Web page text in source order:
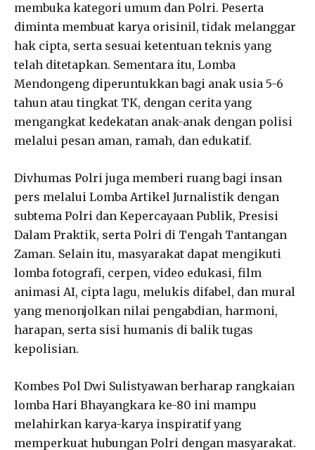
membuka kategori umum dan Polri. Peserta
diminta membuat karya orisinil, tidak melanggar
hak cipta, serta sesuai ketentuan teknis yang
telah ditetapkan. Sementara itu, Lomba
Mendongeng diperuntukkan bagi anak usia 5-6
tahun atau tingkat TK, dengan cerita yang
mengangkat kedekatan anak-anak dengan polisi
melalui pesan aman, ramah, dan edukatif.
Divhumas Polri juga memberi ruang bagi insan
pers melalui Lomba Artikel Jurnalistik dengan
subtema Polri dan Kepercayaan Publik, Presisi
Dalam Praktik, serta Polri di Tengah Tantangan
Zaman. Selain itu, masyarakat dapat mengikuti
lomba fotografi, cerpen, video edukasi, film
animasi AI, cipta lagu, melukis difabel, dan mural
yang menonjolkan nilai pengabdian, harmoni,
harapan, serta sisi humanis di balik tugas
kepolisian.
Kombes Pol Dwi Sulistyawan berharap rangkaian
lomba Hari Bhayangkara ke-80 ini mampu
melahirkan karya-karya inspiratif yang
memperkuat hubungan Polri dengan masyarakat.